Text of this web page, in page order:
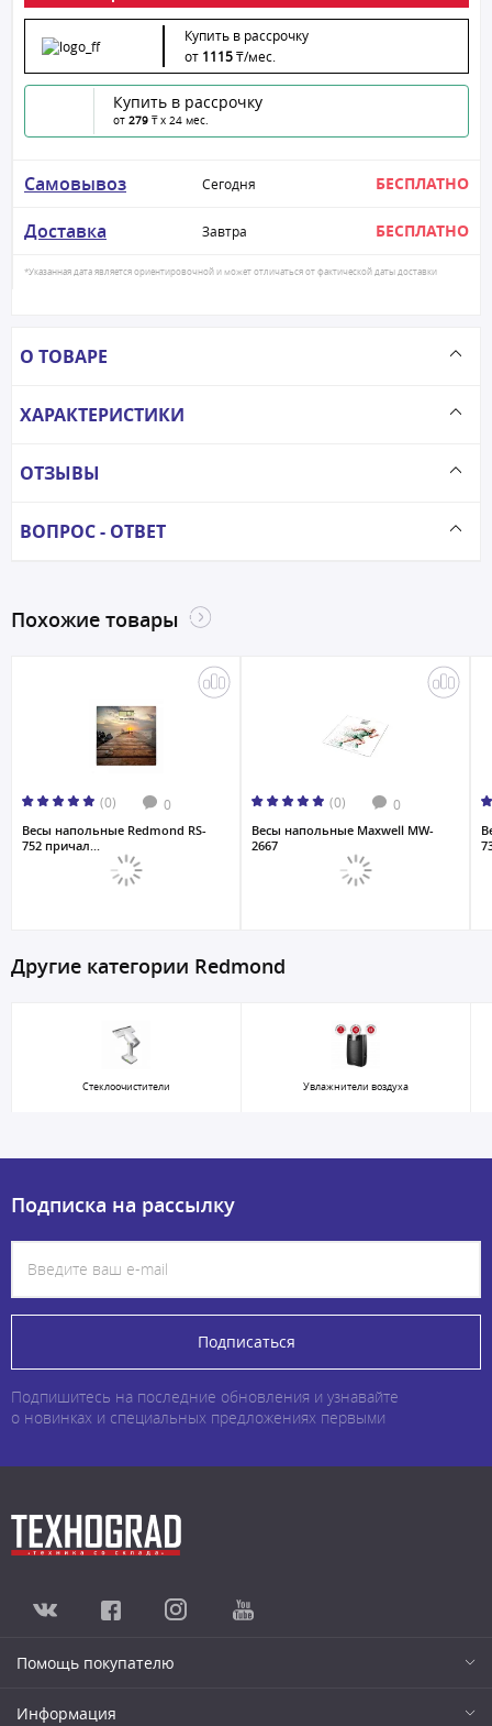
Купить в рассрочку
от 1115₸/мес.
Купить в рассрочку
от 279 ₸ x 24 мес.
Самовывоз Сегодня БЕСПЛАТНО
Доставка Завтра БЕСПЛАТНО
*Указанная дата является ориентировочной и может отличаться от фактической даты доставки
О ТОВАРЕ
ХАРАКТЕРИСТИКИ
ОТЗЫВЫ
ВОПРОС - ОТВЕТ
Похожие товары
(0) 0
Весы напольные Redmond RS-
752 причал...
(0) 0
Весы напольные Maxwell MW-
2667
Другие категории Redmond
Стеклоочистители Увлажнители воздуха
Подписка на рассылку
Подписаться
Подпишитесь на последние обновления и узнавайте
о новинках и специальных предложениях первыми
Помощь покупателю
Информация